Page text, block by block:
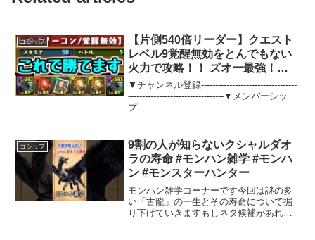
ゴシップ
【片側540倍リーダー】クエスト
レベル9覚醒無効をとんでもない
火力で攻略！！ ズオー最強！！
ズオー最強！！【パズドラ】
▼チャンネル登録----------------------------------
----------------------------------▼メンバーシッ
プ------------------------------------...
ゴシップ
9割の人が知らないクシャルダオ
ラの寿命 #モンハン雑学 #モンハ
ン #モンスターハンター
モンハン雑学コーナーです今回は謎の多
い「古龍」の一生とその寿命について掘
り下げていきますもしネタ候補があれば